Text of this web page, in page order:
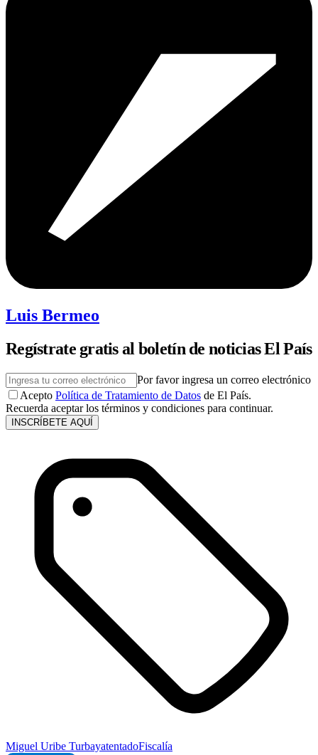
Luis Bermeo
Regístrate gratis al boletín de noticias El País
Por favor ingresa un correo electrónico
Acepto Política de Tratamiento de Datos de El País.
Recuerda aceptar los términos y condiciones para continuar.
INSCRÍBETE AQUÍ
Miguel Uribe TurbayatentadoFiscalía